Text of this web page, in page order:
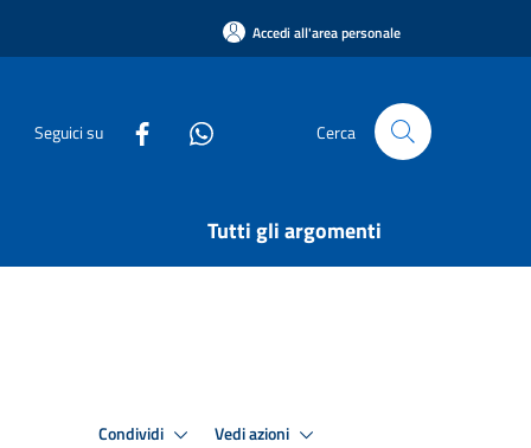
Accedi all'area personale
Seguici su Cerca
Tutti gli argomenti
Condividi Vedi azioni